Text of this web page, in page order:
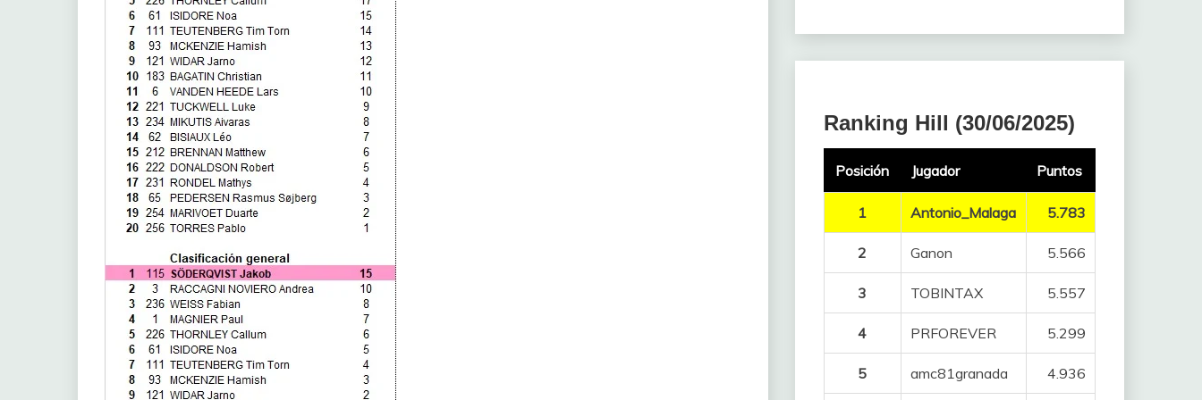
Ranking Hill (30/06/2025)
Posición Jugador Puntos
1 Antonio_Malaga 5.783
2 Ganon 5.566
3 TOBINTAX 5.557
4 PRFOREVER 5.299
5 amc81granada 4.936